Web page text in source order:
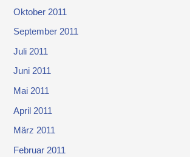
Oktober 2011
September 2011
Juli 2011
Juni 2011
Mai 2011
April 2011
März 2011
Februar 2011